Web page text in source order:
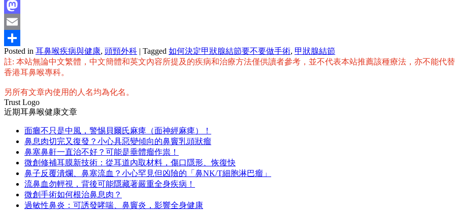
Facebook
Mastodon
Email
分
享
Posted in 耳鼻喉疾病與健康, 頭頸外科 | Tagged 如何決定甲狀腺結節要不要做手術, 甲狀腺結節
註: 本站無論中文繁體，中文簡體和英文內容所提及的疾病和治療方法僅供讀者參考，並不代表本站推薦該種療法，亦不能代
香港耳鼻喉專科。
另所有文章內使用的人名均為化名。
Trust Logo
近期耳鼻喉健康文章
面癱不只是中風，警惕貝爾氏麻痺（面神經麻痺）！
鼻息肉切完又復發？小心具惡變傾向的鼻竇乳頭狀瘤
鼻塞鼻鼾一直治不好？可能是垂體瘤作祟！
微創修補耳膜新技術：從耳道內取材料，傷口隱形、恢復快
鼻子反覆潰爛、鼻塞流血？小心罕見但凶險的「鼻NK/T細胞淋巴瘤」
流鼻血勿輕視，背後可能隱藏著嚴重全身疾病！
微創手術如何根治鼻息肉？
過敏性鼻炎：可誘發哮喘、鼻竇炎，影響全身健康